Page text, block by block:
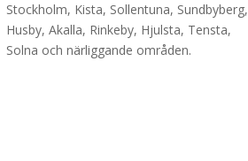
Stockholm, Kista, Sollentuna, Sundbyberg,
Husby, Akalla, Rinkeby, Hjulsta, Tensta,
Solna och närliggande områden.